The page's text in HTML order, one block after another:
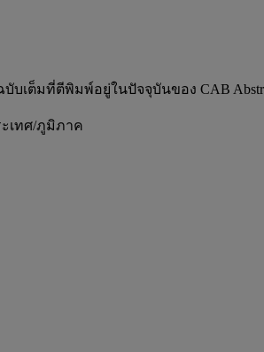
เต็มที่ตีพิมพ์อยู่ในปัจจุบันของ CAB
เทศ/ภูมิภาค